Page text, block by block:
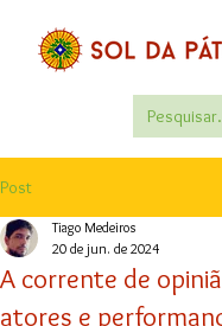
Post
A corrente de
atores e
Tiago Medeiros
20 de jun. de 2024